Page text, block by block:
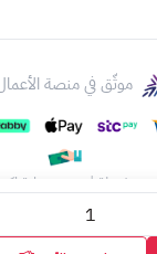
موثّق في منصة
| 2026 بوابة اكس